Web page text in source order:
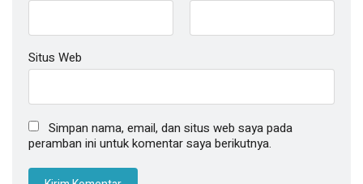
Situs Web
Simpan nama, email, dan situs web saya pada
peramban ini untuk komentar saya berikutnya.